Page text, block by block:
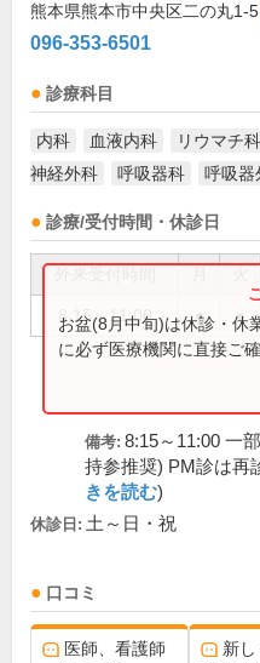
熊本県熊本市中央区二の丸1-5
096-353-6501
診療科目
内科 血液内科 リウマチ科
神経外科
呼吸器科 呼吸器
診療/受付時間・休診日
8:15～11:00 ● ●
お盆(8月中旬)は休診・休
に必ず医療機関に直接ご
備考: 8:15～11:00 一
持参推奨) PM診は再
きを読む)
休診日: 土～日・祝
口コミ
医師、看護師
新